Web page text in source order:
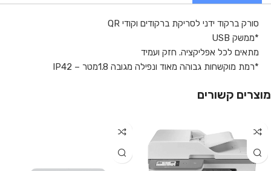
סורק ברקוד ידני לסריקת ברקודים וקודי QR
*ממשק USB
מתאים לכל אפליקציה. חזק ועמיד
*רמת מוקשחות גבוהה מאוד ונפילה מגובה 1.8מטר – IP42
מוצרים קשורים